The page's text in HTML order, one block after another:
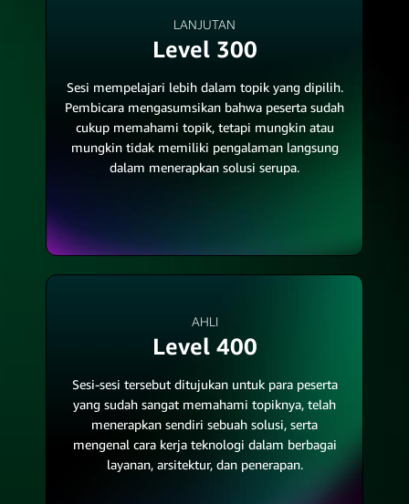
LANJUTAN
Level 300
Sesi mempelajari lebih dalam topik yang dipilih.
Pembicara mengasumsikan bahwa peserta sudah
cukup memahami topik, tetapi mungkin atau
mungkin tidak memiliki pengalaman langsung
dalam menerapkan solusi serupa.
AHLI
Level 400
Sesi-sesi tersebut ditujukan untuk para peserta
yang sudah sangat memahami topiknya, telah
menerapkan sendiri sebuah solusi, serta
mengenal cara kerja teknologi dalam berbagai
layanan, arsitektur, dan penerapan.